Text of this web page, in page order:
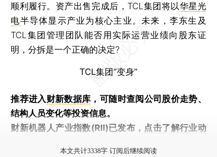
顺利履行。资产出售完成后，TCL集团将以华星光
电半导体显示产业为核心主业。未来，李东生及
TCL集团管理团队能否用实际运营业绩向股东证
明，分拆是一个正确的决定?
TCL集团“变身”
推荐进入财新数据库 ，可随时查阅公司股价走势、
结构人员变化等投资信息。
财新机器人产业指数(RII)已发布， 点击了解行业动
本文共计3338字 订阅后继续阅读